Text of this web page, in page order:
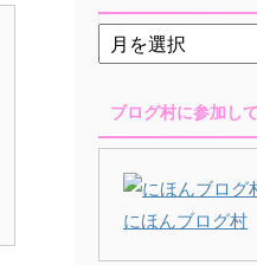
ブログ村に参加し
にほんブログ村